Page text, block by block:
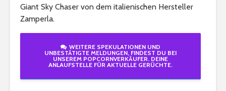
Giant Sky Chaser von dem italienischen Hersteller
Zamperla.
WEITERE SPEKULATIONEN UND
UNBESTÄTIGTE MELDUNGEN, FINDEST DU BEI
UNSEREM POPCORNVERKÄUFER. DEINE
ANLAUFSTELLE FÜR AKTUELLE GERÜCHTE.